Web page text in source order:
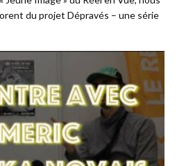
du projet Dépravés – une série